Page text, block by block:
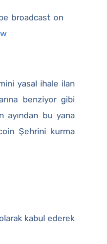
broadcast on
yasal ihale ilan
benziyor gibi
ayından bu yana
Şehrini kurma
kabul ederek